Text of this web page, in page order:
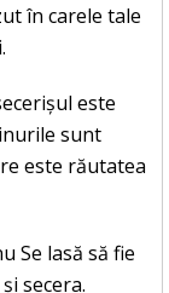
în carele tale
este
sunt
este răutatea
Se lasă să fie
secera.